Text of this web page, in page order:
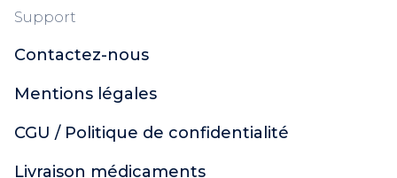
Support
Contactez-nous
Mentions légales
CGU / Politique de confidentialité
Livraison médicaments